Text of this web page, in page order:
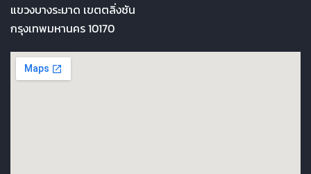
แขวงบางระมาด เขตตลิ่งชัน
กรุงเทพมหานคร 10170